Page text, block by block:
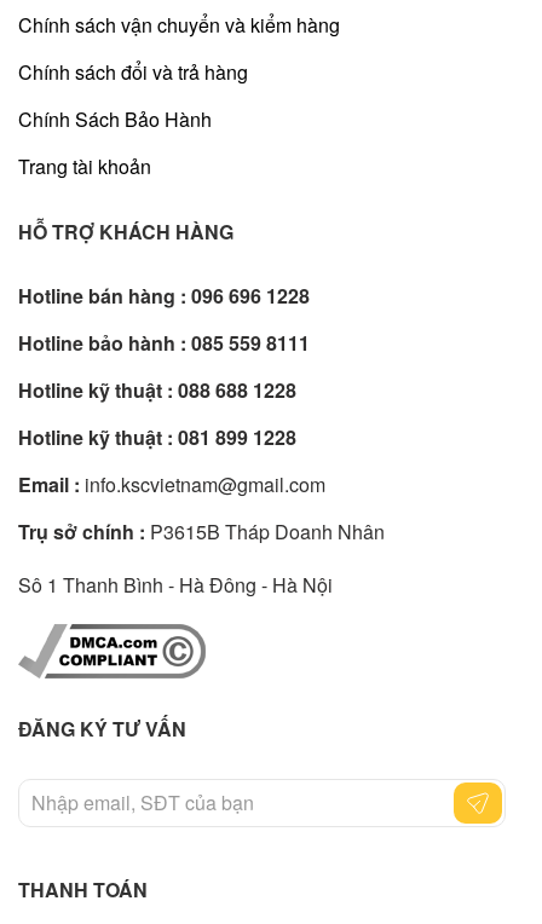
Chính sách vận chuyển và kiểm hàng
Chính sách đổi và trả hàng
Chính Sách Bảo Hành
Trang tài khoản
HỖ TRỢ KHÁCH HÀNG
Hotline bán hàng : 096 696 1228
Hotline bảo hành : 085 559 8111
Hotline kỹ thuật : 088 688 1228
Hotline kỹ thuật : 081 899 1228
Email : info.kscvietnam@gmail.com
Trụ sở chính : P3615B Tháp Doanh Nhân
Sô 1 Thanh Bình - Hà Đông - Hà Nội
ĐĂNG KÝ TƯ VẤN
THANH TOÁN